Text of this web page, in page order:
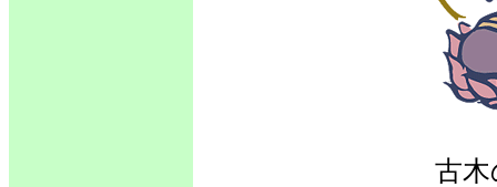
古